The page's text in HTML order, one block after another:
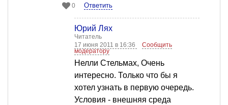
0 Ответить
Юрий Лях
Читатель
17 июня 2011 в 16:36
Сообщить
модератору
Нелли Стельмах, Очень
интересно. Только что бы я
хотел узнать в первую очередь.
Условия - внешняя среда